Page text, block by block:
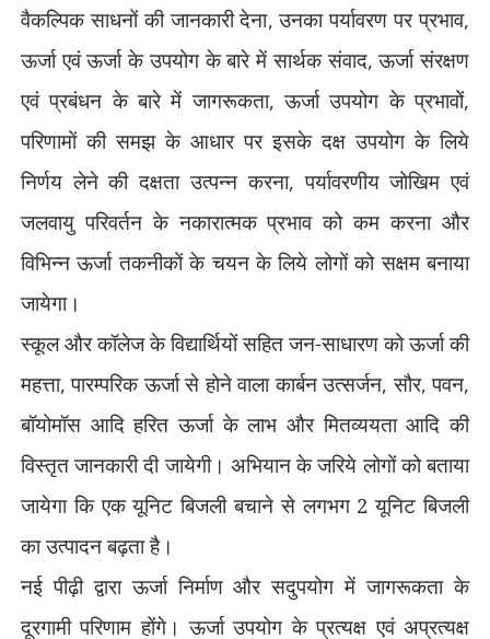
वैकल्पिक साधनों की जानकारी देना,उनका पर्यावरण पर प्रभाव,
ऊर्जा एवं ऊर्जा के उपयोग के बारे में सार्थक संवाद,ऊर्जा संरक्षण
एवं प्रबंधन के बारे में जागरूकता,ऊर्जा उपयोग के प्रभावों,
परिणामों की समझ के आधार पर इसके दक्ष उपयोग के लिये
निर्णय लेने की दक्षता उत्पन्न करना,पर्यावरणीय जोखिम एवं
जलवायु परिवर्तन के नकारात्मक प्रभाव को कम करना और
विभिन्न ऊर्जा तकनीकों के चयन के लिये लोगों को सक्षम बनाया
जायेगा।
स्कूल और कॉलेज के विद्यार्थियों सहित जन-साधारण को ऊर्जा की
महत्ता,पारम्परिक ऊर्जा से होने वाला कार्बन उत्सर्जन,सौर,पवन,
बॉयोमॉस आदि हरित ऊर्जा के लाभ और मितव्ययता आदि की
विस्तृत जानकारी दी जायेगी। अभियान के जरिये लोगों को बताया
जायेगा कि एक यूनिट बिजली बचाने से लगभग 2 यूनिट बिजली
का उत्पादन बढ़ता है।
नई पीढ़ी द्वारा ऊर्जा निर्माण और सदुपयोग में जागरूकता के
दूरगामी परिणाम होंगे। ऊर्जा उपयोग के प्रत्यक्ष एवं अप्रत्यक्ष